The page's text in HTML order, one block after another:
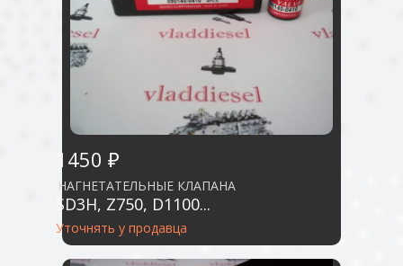
1450 ₽
НАГНЕТАТЕЛЬНЫЕ КЛАПАНА
SD3H, Z750, D1100...
Уточнять у продавца